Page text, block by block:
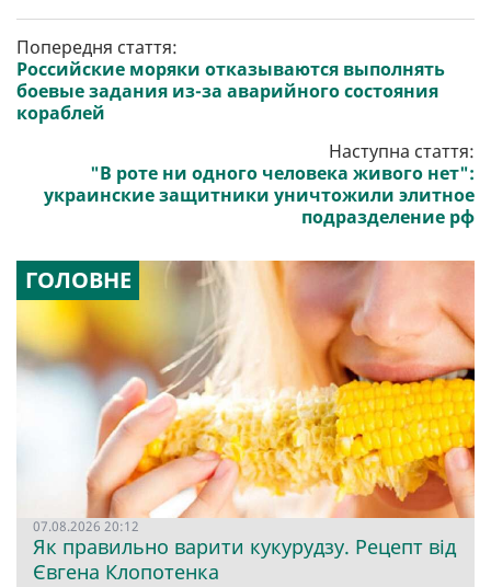
Попередня стаття:
Российские моряки отказываются выполнять
боевые задания из-за аварийного состояния
кораблей
Наступна стаття:
"В роте ни одного человека живого нет":
украинские защитники уничтожили элитное
подразделение рф
ГОЛОВНЕ
07.08.2026 20:12
Як правильно варити кукурудзу. Рецепт від
Євгена Клопотенка